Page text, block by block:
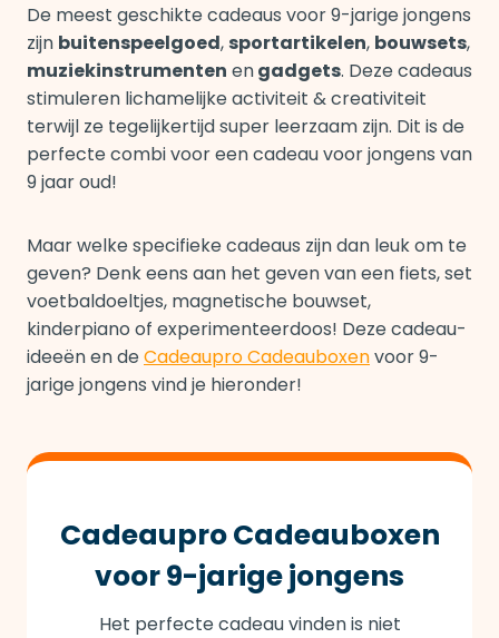
De meest geschikte cadeaus voor 9-jarige jongens
zijn buitenspeelgoed, sportartikelen, bouwsets,
muziekinstrumenten engadgets. Deze cadeaus
stimuleren lichamelijke activiteit & creativiteit
terwijl ze tegelijkertijd super leerzaam zijn. Dit is de
perfecte combi voor een cadeau voor jongens van
9 jaar oud!
Maar welke specifieke cadeaus zijn dan leuk om te
geven? Denk eens aan het geven van een fiets, set
voetbaldoeltjes, magnetische bouwset,
kinderpiano of experimenteerdoos! Deze cadeau-
ideeën en deCadeaupro Cadeauboxenvoor 9-
jarige jongens vind je hieronder!
Cadeaupro Cadeauboxen
voor 9-jarige jongens
Het perfecte cadeau vinden is niet